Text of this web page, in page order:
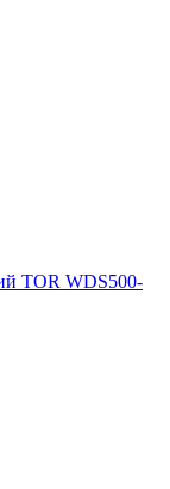
TOR WDS500-